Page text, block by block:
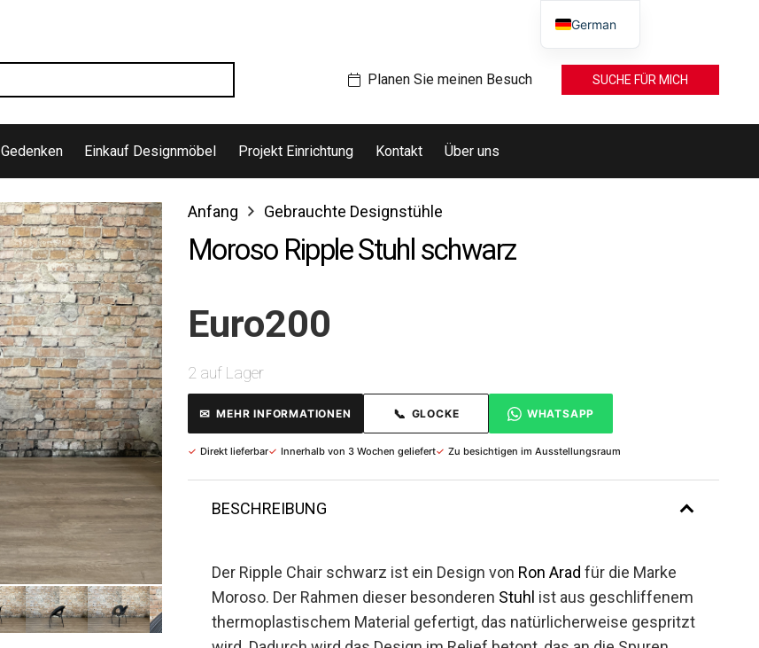
Planen Sie meinen Besuch SUCHE FÜR MICH
Gedenken Einkauf Designmöbel Projekt Einrichtung Kontakt Über uns
Anfang Gebrauchte Designstühle
Moroso Ripple Stuhl schwarz
Euro200
2 auf Lager
✉ MEHR INFORMATIONEN 📞 GLOCKE WHATSAPP
✓ Direkt lieferbar✓ Innerhalb von 3 Wochen geliefert✓ Zu besichtigen im Ausstellungsraum
BESCHREIBUNG
Der Ripple Chair schwarz ist ein Design von Ron Arad für die Marke
Moroso. Der Rahmen dieser besonderen Stuhl ist aus geschliffenem
thermoplastischem Material gefertigt, das natürlicherweise gespritzt
German